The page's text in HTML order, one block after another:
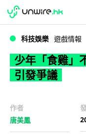
WWDC 2026
科技娛樂 遊戲情報
少年「食雞」
引發爭議
作者
唐美鳳